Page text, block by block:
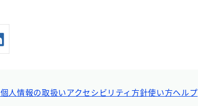
個人情報の取扱いアクセシビリティ方針使い方ヘルプ